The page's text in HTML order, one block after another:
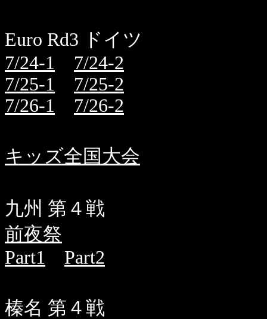
Euro Rd3 ドイツ
7/24-1
7/24-2
7/25-1
7/25-2
7/26-1
7/26-2
キッズ全国大会
九州 第４戦
前夜祭
Part1
Part2
榛名 第４戦